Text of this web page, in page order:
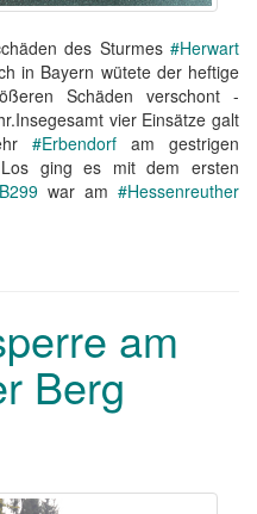
des Sturmes #Herwart
in Bayern wütete der heftige
Schäden verschont -
vier Einsätze galt
#Erbendorfam gestrigen
Los ging es mit dem ersten
war am#Hessenreuther
am
Berg